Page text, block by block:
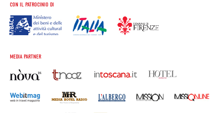
CON IL PATROCINIO DI
MEDIA PARTNER